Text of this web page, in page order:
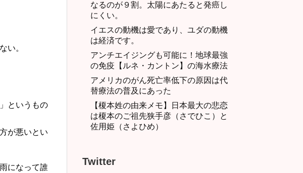
い。
というもの
が悪いとい
になって誰
なるのが９割。太陽にあたると発癌し
にくい。
イエスの動機は愛であり、ユダの動機
は経済です。
アンチエイジングも可能に！地球最強
の免疫【ルネ・カントン】の海水療法
アメリカのがん死亡率低下の原因は代
替療法の普及にあった
【榎本姓の由来メモ】日本最大の悲恋
は榎本のご祖先狭手彦（さでひこ）と
佐用姫（さよひめ）
Twitter